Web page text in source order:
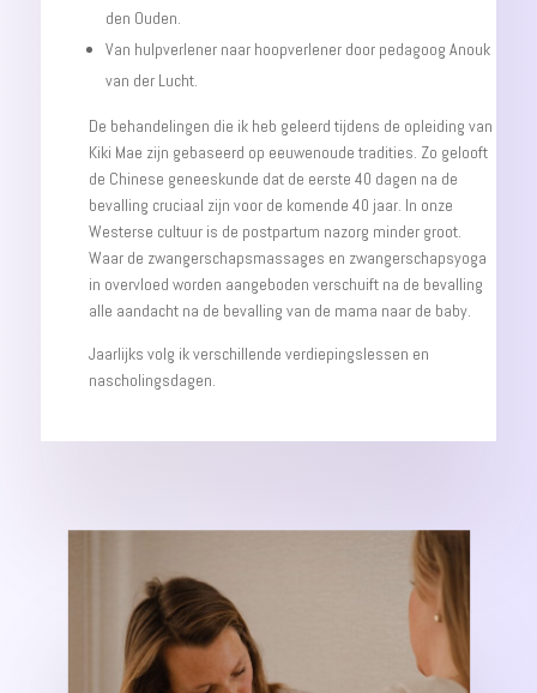
den Ouden.
Van hulpverlener naar hoopverlener door pedagoog Anouk
van der Lucht.
De behandelingen die ik heb geleerd tijdens de opleiding van
Kiki Mae zijn gebaseerd op eeuwenoude tradities. Zo gelooft
de Chinese geneeskunde dat de eerste 40 dagen na de
bevalling cruciaal zijn voor de komende 40 jaar. In onze
Westerse cultuur is de postpartum nazorg minder groot.
Waar de zwangerschapsmassages en zwangerschapsyoga
in overvloed worden aangeboden verschuift na de bevalling
alle aandacht na de bevalling van de mama naar de baby.
Jaarlijks volg ik verschillende verdiepingslessen en
nascholingsdagen.